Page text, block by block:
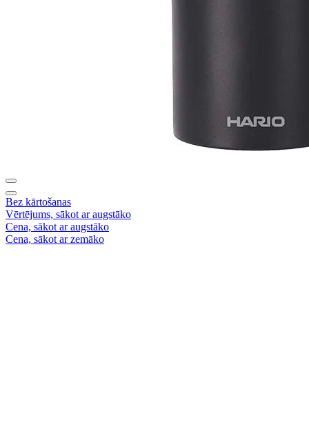
Bez kārtošanas
Vērtējums, sākot ar augstāko
Cena, sākot ar augstāko
Cena, sākot ar zemāko